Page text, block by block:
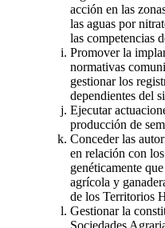
acción en las
las aguas por
las competencias
Promover la
normativas
gestionar los
dependientes del
Ejecutar
producción de
Conceder las
en relación con
genéticamente
agrícola y
de los Territorios
Gestionar la